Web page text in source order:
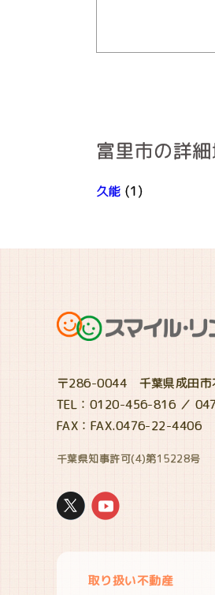
富里市の詳
久能 (1)
〒286-0044 千葉県成田市
TEL：0120-456-816 ／
FAX：FAX.0476-22-4406
千葉県知事許可(4)第15228号
取り扱い不動産